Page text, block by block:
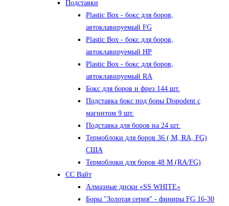
Подставки
Plastic Box - бокс для боров,
автоклавируемый FG
Plastic Box - бокс для боров,
автоклавируемый HP
Plastic Box - бокс для боров,
автоклавируемый RA
Бокс для боров и фрез 144 шт.
Подставка бокс под боры Dispodent с
магнитом 9 шт.
Подставка для боров на 24 шт.
Термоблоки для боров 36 ( М, RA, FG)
США
Термоблоки для боров 48 М (RA/FG)
СС Вайт
Алмазные диски «SS WHITE»
Боры "Золотая серия" - финиры FG 16-30